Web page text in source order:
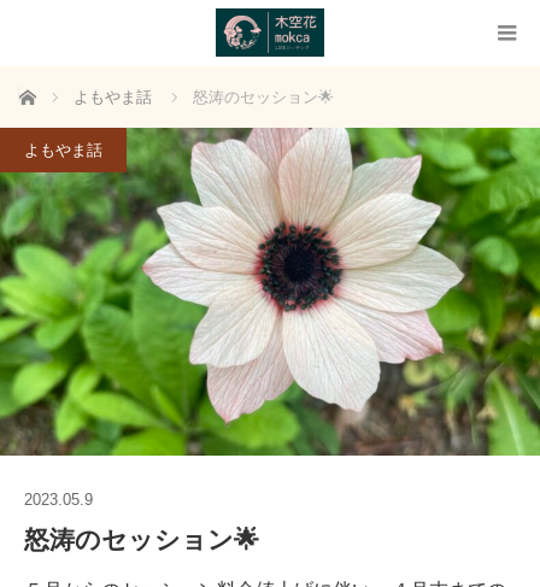
ホーム よもやま話 怒涛のセッション🌟
よもやま話
2023.05.9
怒涛のセッション🌟